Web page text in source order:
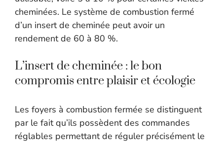
cheminées. Le système de combustion fermé
d’un insert de cheminée peut avoir un
rendement de 60 à 80 %.
L’insert de cheminée : le bon
compromis entre plaisir et écologie
Les foyers à combustion fermée se distinguent
par le fait qu’ils possèdent des commandes
réglables permettant de réguler précisément le